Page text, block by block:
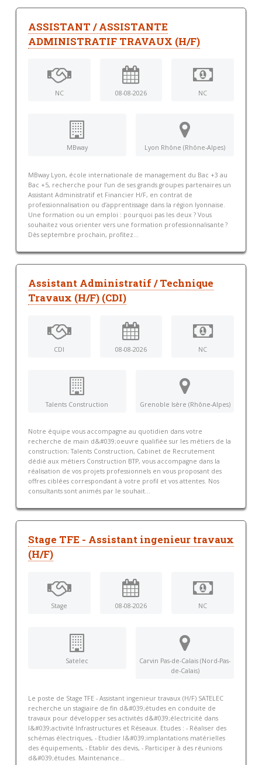
ASSISTANT / ASSISTANTE
ADMINISTRATIF TRAVAUX (H/F)
NC 08-08-2026 NC
MBway Lyon Rhône (Rhône-Alpes)
MBway Lyon, école internationale de management du Bac +3 au
Bac +5, recherche pour l’un de ses grands groupes partenaires un
Assistant Administratif et Financier H/F, en contrat de
professionnalisation ou d’apprentissage dans la région lyonnaise.
Une formation ou un emploi : pourquoi pas les deux ? Vous
souhaitez vous orienter vers une formation professionnalisante ?
Dès septembre prochain, profitez...
Assistant Administratif / Technique
Travaux (H/F) (CDI)
CDI 08-08-2026 NC
Talents Construction Grenoble Isère (Rhône-Alpes)
Notre équipe vous accompagne au quotidien dans votre
recherche de main d&#039;oeuvre qualifiée sur les métiers de la
construction; Talents Construction, Cabinet de Recrutement
dédié aux métiers Construction BTP, vous accompagne dans la
réalisation de vos projets professionnels en vous proposant des
offres ciblées correspondant à votre profil et vos attentes. Nos
consultants sont animés par le souhait...
Stage TFE - Assistant ingenieur travaux
(H/F)
Stage 08-08-2026 NC
Satelec
Carvin Pas-de-Calais (Nord-Pas-
de-Calais)
Le poste de Stage TFE - Assistant ingenieur travaux (H/F) SATELEC
recherche un stagiaire de fin d&#039;études en conduite de
travaux pour développer ses activités d&#039;électricité dans
l&#039;activité Infrastructures et Réseaux. Etudes : - Réaliser des
schémas électriques, - Etudier l&#039;implantations matérielles
des équipements, - Etablir des devis, - Participer à des réunions
d&#039;études. Maintenance...